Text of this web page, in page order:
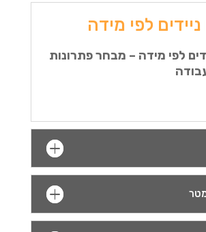
ניידים לפי מידה
לפי מידה – מבחר פתרונות